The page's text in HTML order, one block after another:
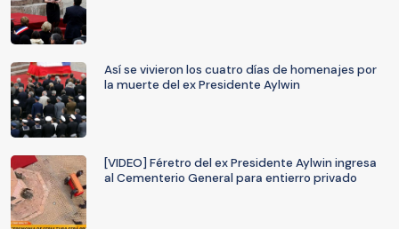
Así se vivieron los cuatro días de homenajes por
la muerte del ex Presidente Aylwin
[VIDEO] Féretro del ex Presidente Aylwin ingresa
al Cementerio General para entierro privado